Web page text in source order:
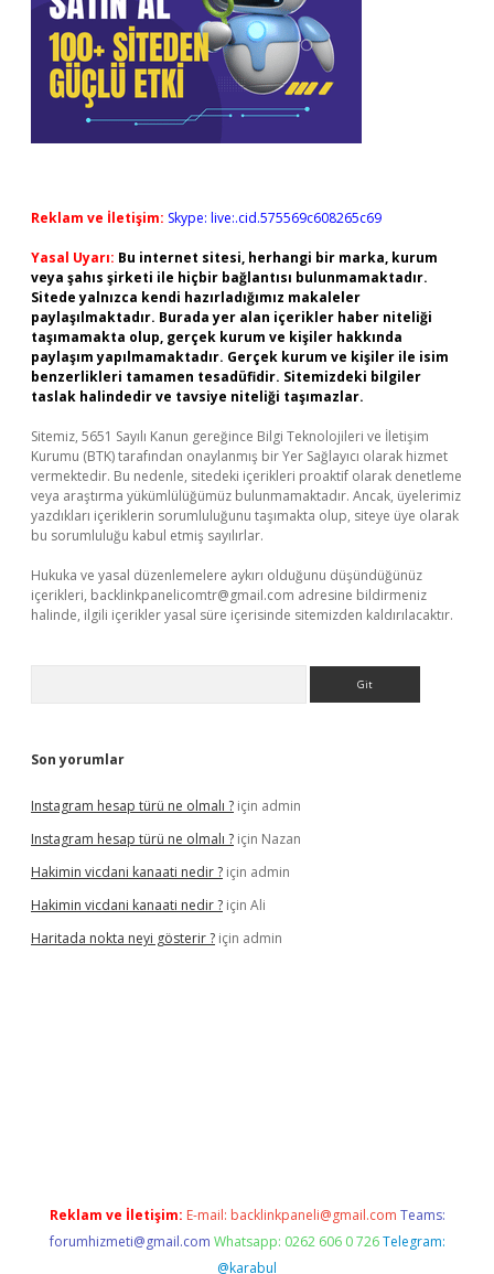
Reklam ve İletişim: Skype: live:.cid.575569c608265c69
Yasal Uyarı: Bu internet sitesi, herhangi bir marka, kurum
veya şahıs şirketi ile hiçbir bağlantısı bulunmamaktadır.
Sitede yalnızca kendi hazırladığımız makaleler
paylaşılmaktadır. Burada yer alan içerikler haber niteliği
taşımamakta olup, gerçek kurum ve kişiler hakkında
paylaşım yapılmamaktadır. Gerçek kurum ve kişiler ile isim
benzerlikleri tamamen tesadüfidir. Sitemizdeki bilgiler
taslak halindedir ve tavsiye niteliği taşımazlar.
Sitemiz, 5651 Sayılı Kanun gereğince Bilgi Teknolojileri ve İletişim
Kurumu (BTK) tarafından onaylanmış bir Yer Sağlayıcı olarak hizmet
vermektedir. Bu nedenle, sitedeki içerikleri proaktif olarak denetleme
veya araştırma yükümlülüğümüz bulunmamaktadır. Ancak, üyelerimiz
yazdıkları içeriklerin sorumluluğunu taşımakta olup, siteye üye olarak
bu sorumluluğu kabul etmiş sayılırlar.
Hukuka ve yasal düzenlemelere aykırı olduğunu düşündüğünüz
içerikleri, backlinkpanelicomtr@gmail.com adresine bildirmeniz
halinde, ilgili içerikler yasal süre içerisinde sitemizden kaldırılacaktır.
Son yorumlar
Instagram hesap türü ne olmalı ? için admin
Instagram hesap türü ne olmalı ? için Nazan
Hakimin vicdani kanaati nedir ? için admin
Hakimin vicdani kanaati nedir ? için Ali
Haritada nokta neyi gösterir ? için admin
Reklam ve İletişim: E-mail: backlinkpaneli@gmail.com Teams:
forumhizmeti@gmail.com Whatsapp: 0262 606 0 726 Telegram:
@karabul